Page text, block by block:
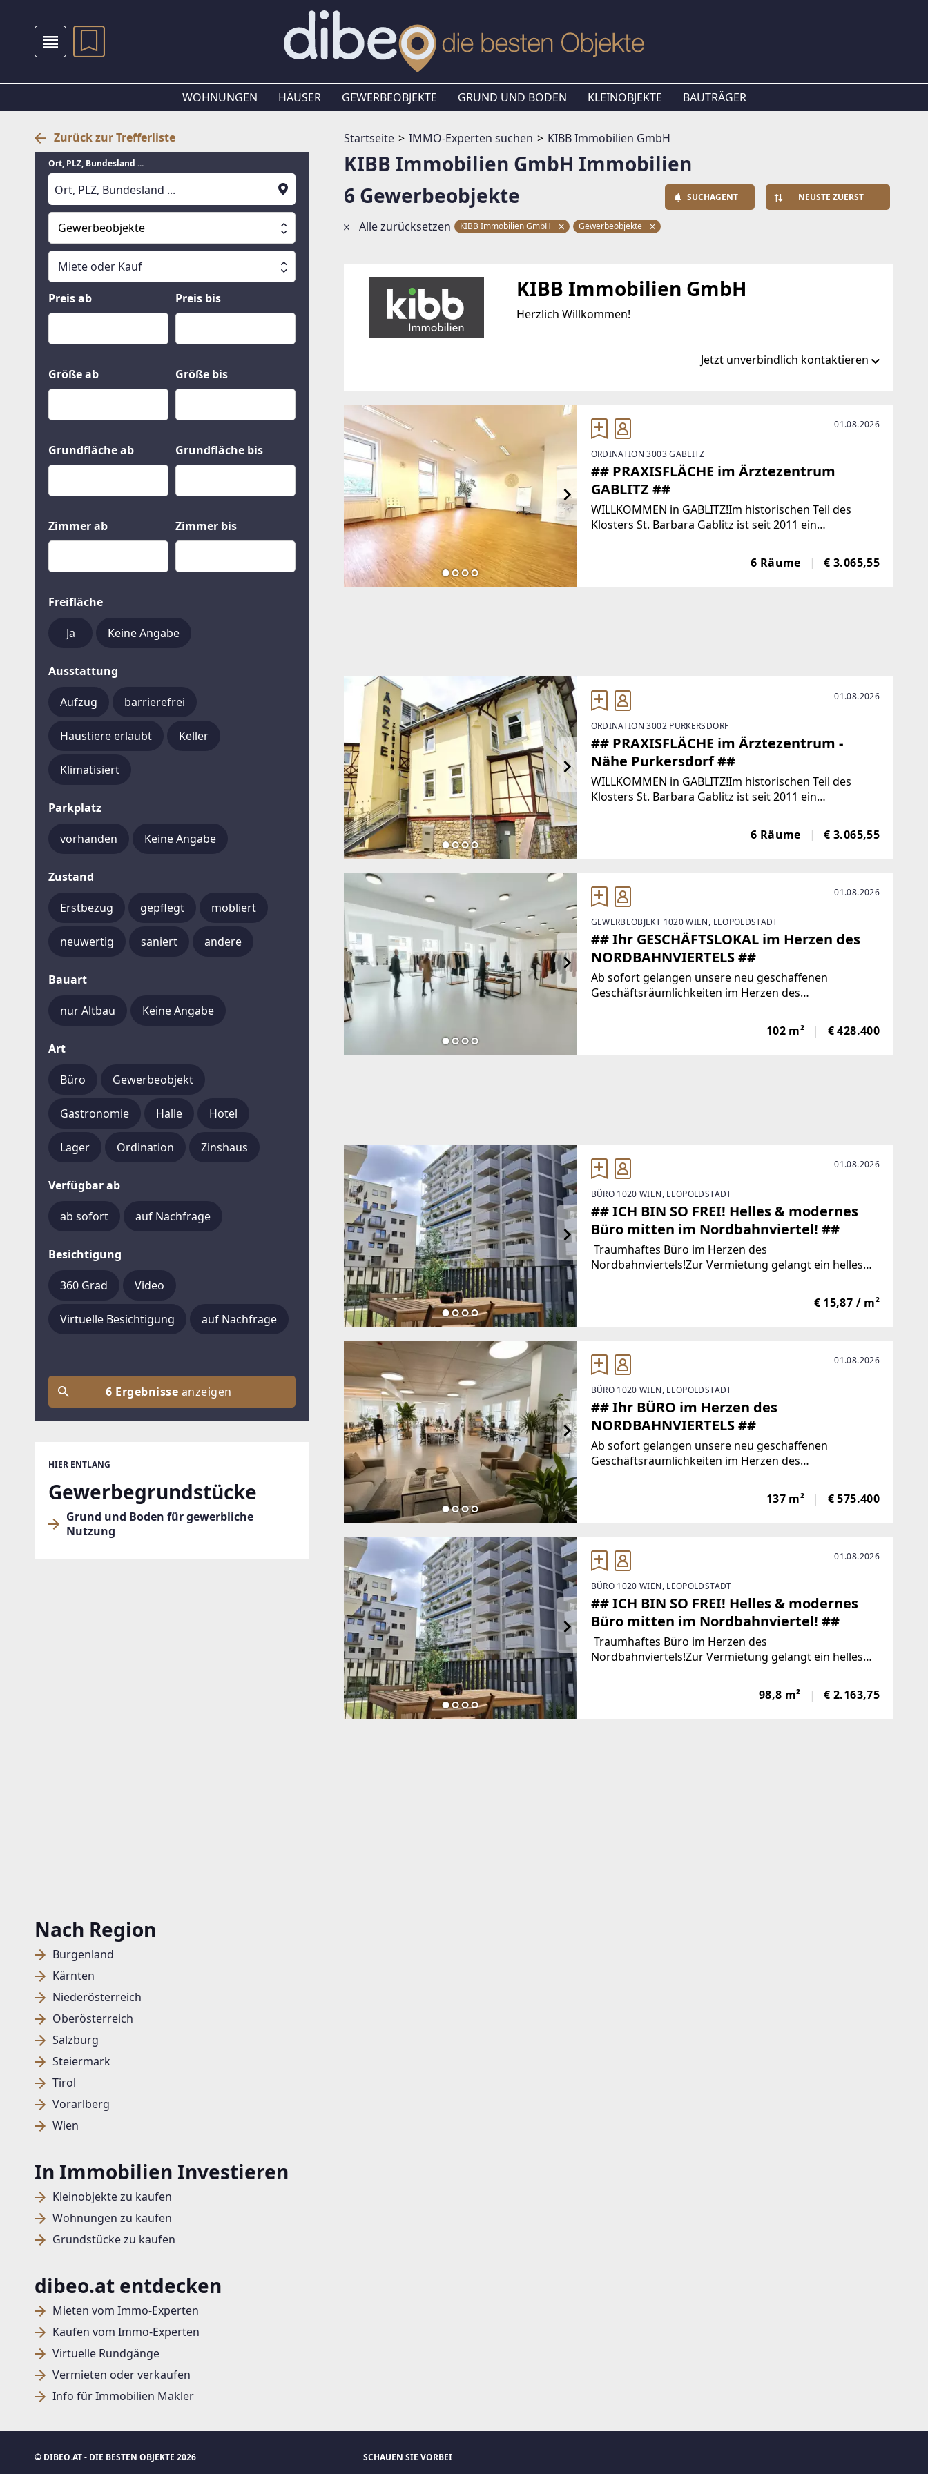
WOHNUNGEN HÄUSER GEWERBEOBJEKTE GRUND UND BODEN KLEINOBJEKTE BAUTRÄGER
Zurück zur Trefferliste
Ort, PLZ, Bundesland ...
Suche läuft
Gewerbeobjekte
Alle Immobilien
Häuser
Grund und Boden
Miete oder Kauf
Miete oder Kauf
Kauf
Preis ab Preis bis
Größe ab Größe bis
Grundfläche ab Grundfläche bis
Zimmer ab Zimmer bis
Freifläche
Ja Keine Angabe
Ausstattung
Aufzug barrierefrei
Haustiere erlaubt Keller
Klimatisiert
Parkplatz
vorhanden Keine Angabe
Zustand
Erstbezug gepflegt möbliert
neuwertig saniert andere
Bauart
nur Altbau Keine Angabe
Art
Büro Gewerbeobjekt
Gastronomie Halle Hotel
Lager Ordination Zinshaus
Verfügbar ab
ab sofort auf Nachfrage
Besichtigung
360 Grad Video
Virtuelle Besichtigung auf Nachfrage
6 Ergebnisse anzeigen
HIER ENTLANG
Gewerbegrundstücke
Grund und Boden für gewerbliche
Nutzung
Nach Region
Burgenland
Kärnten
Niederösterreich
Oberösterreich
Salzburg
Steiermark
Tirol
Vorarlberg
Wien
In Immobilien Investieren
Kleinobjekte zu kaufen
Wohnungen zu kaufen
Grundstücke zu kaufen
dibeo.at entdecken
Mieten vom Immo-Experten
Kaufen vom Immo-Experten
Virtuelle Rundgänge
Vermieten oder verkaufen
Info für Immobilien Makler
Startseite IMMO-Experten suchen KIBB Immobilien GmbH
KIBB Immobilien GmbH Immobilien
6 Gewerbeobjekte
SUCHAGENT NEUSTE ZUERST
Alle zurücksetzen KIBB Immobilien GmbH Gewerbeobjekte
KIBB Immobilien GmbH
Herzlich Willkommen!
Jetzt unverbindlich kontaktieren
Bruno-Marek-Allee 24/2
1020 Wien, Leopoldstadt
TELEFON
+43 1 533 57 63
https://www.kibb.at/
EMAIL
office@kibb.at
01.08.2026
ORDINATION 3003 GABLITZ
## PRAXISFLÄCHE im Ärztezentrum
GABLITZ ##
WILLKOMMEN in GABLITZ!Im historischen Teil des
Klosters St. Barbara Gablitz ist seit 2011 ein
Zahlreiche Praxen von FachärztInnen und
TherapeutInnen sind dort mittlerweile beherbergt. Ab
6 Räume € 3.065,55
01.08.2026
ORDINATION 3002 PURKERSDORF
## PRAXISFLÄCHE im Ärztezentrum -
Nähe Purkersdorf ##
WILLKOMMEN in GABLITZ!Im historischen Teil des
Klosters St. Barbara Gablitz ist seit 2011 ein
Zahlreiche Praxen von FachärztInnen und
TherapeutInnen sind dort mittlerweile beherbergt. Ab
6 Räume € 3.065,55
01.08.2026
GEWERBEOBJEKT 1020 WIEN, LEOPOLDSTADT
## Ihr GESCHÄFTSLOKAL im Herzen des
NORDBAHNVIERTELS ##
Ab sofort gelangen unsere neu geschaffenen
Geschäftsräumlichkeiten im Herzen des
geschaffene Wohnungen als potenzielle
102 m² € 428.400
01.08.2026
BÜRO 1020 WIEN, LEOPOLDSTADT
## ICH BIN SO FREI! Helles & modernes
Büro mitten im Nordbahnviertel! ##
Traumhaftes Büro im Herzen des
Nordbahnviertels!Zur Vermietung gelangt ein helles
Stadtentwicklungsgebiet Nordbahnviertel. In bester
Citylage, mitten im Zentrum zwischen Augarten,€ 15,87 / m²
01.08.2026
BÜRO 1020 WIEN, LEOPOLDSTADT
## Ihr BÜRO im Herzen des
NORDBAHNVIERTELS ##
Ab sofort gelangen unsere neu geschaffenen
Geschäftsräumlichkeiten im Herzen des
geschaffene Wohnungen als potenzielle
137 m² € 575.400
01.08.2026
BÜRO 1020 WIEN, LEOPOLDSTADT
## ICH BIN SO FREI! Helles & modernes
Büro mitten im Nordbahnviertel! ##
Traumhaftes Büro im Herzen des
Nordbahnviertels!Zur Vermietung gelangt ein helles
Stadtentwicklungsgebiet Nordbahnviertel. In bester
Citylage, mitten im Zentrum zwischen Augarten,
98,8 m² € 2.163,75
© DIBEO.AT - DIE BESTEN OBJEKTE 2026 SCHAUEN SIE VORBEI